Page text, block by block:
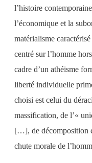
l’histoire
l’économique et la
matérialisme
centré sur l’homme
cadre d’un athéisme
liberté individuelle
choisi est celui du
massification, de l’«
[…], de décomposition
chute morale de